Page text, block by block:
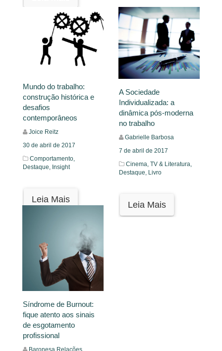
Leia Mais
Mundo do trabalho:
construção histórica e
desafios
contemporâneos
Joice Reitz
30 de abril de 2017
Comportamento,
Destaque, Insight
Leia Mais
A Sociedade
Individualizada: a
dinâmica pós-moderna
no trabalho
Gabrielle Barbosa
7 de abril de 2017
Cinema, TV & Literatura,
Destaque, Livro
Leia Mais
Síndrome de Burnout:
fique atento aos sinais
de esgotamento
profissional
Baronesa Relações